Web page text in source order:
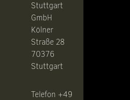
Stuttgart
GmbH
Kölner
Straße 28
70376
Stuttgart
Telefon +49